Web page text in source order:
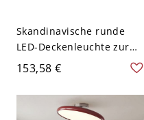
Skandinavische runde
LED-Deckenleuchte zur
Direktmontage, lebendige
glänzende Metallleuchte -
Weiß 110V-120V 30,48 cm
153,58 €